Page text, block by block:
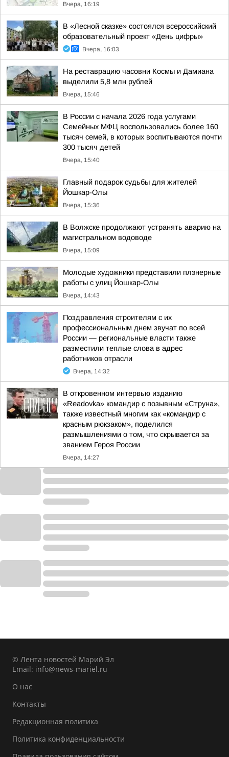
Вчера, 16:19
В «Лесной сказке» состоялся всероссийский
образовательный проект «День цифры»
Вчера, 16:03
На реставрацию часовни Космы и Дамиана
выделили 5,8 млн рублей
Вчера, 15:46
В России с начала 2026 года услугами
Семейных МФЦ воспользовались более 160
тысяч семей, в которых воспитываются почти
300 тысяч детей
Вчера, 15:40
Главный подарок судьбы для жителей
Йошкар-Олы
Вчера, 15:36
В Волжске продолжают устранять аварию на
магистральном водоводе
Вчера, 15:09
Молодые художники представили плэнерные
работы с улиц Йошкар-Олы
Вчера, 14:43
Поздравления строителям с их
профессиональным днем звучат по всей
России — региональные власти также
разместили теплые слова в адрес
работников отрасли
Вчера, 14:32
В откровенном интервью изданию
«Readovka» командир с позывным «Струна»,
также известный многим как «командир с
красным рюкзаком», поделился
размышлениями о том, что скрывается за
званием Героя России
Вчера, 14:27
© Лента новостей Марий Эл
Email: info@news-mariel.ru
О нас
Контакты
Редакционная политика
Политика конфиденциальности